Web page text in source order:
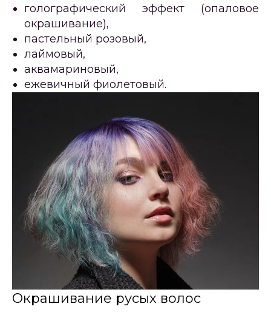
голографический эффект (опаловое
окрашивание),
пастельный розовый,
лаймовый,
аквамариновый,
ежевичный фиолетовый.
Окрашивание русых волос